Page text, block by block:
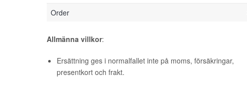
Order
Allmänna villkor:
Ersättning ges i normalfallet inte på moms, försäkringar,
presentkort och frakt.